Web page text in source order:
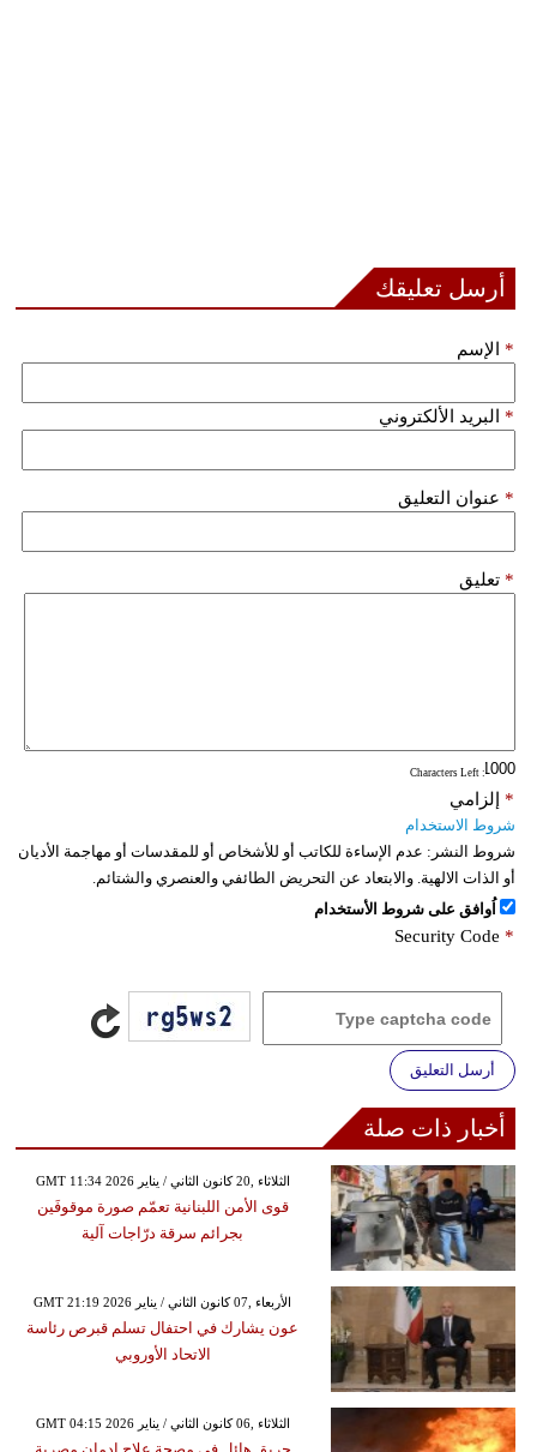
أرسل تعليقك
الإسم *
البريد الألكتروني *
عنوان التعليق *
تعليق *
: Characters Left
إلزامي *
شروط الاستخدام
شروط النشر: عدم الإساءة للكاتب أو للأشخاص أو للمقدسات أو مهاجمة الأديان
أو الذات الالهية. والابتعاد عن التحريض الطائفي والعنصري والشتائم.
اُوافق على شروط الأستخدام
Security Code *
أرسل التعليق
أخبار ذات صلة
GMT 11:34 2026 الثلاثاء ,20 كانون الثاني / يناير
قوى الأمن اللبنانية تعمّم صورة موقوفَين
بجرائم سرقة درّاجات آلية
GMT 21:19 2026 الأربعاء ,07 كانون الثاني / يناير
عون يشارك في احتفال تسلم قبرص رئاسة
الاتحاد الأوروبي
GMT 04:15 2026 الثلاثاء ,06 كانون الثاني / يناير